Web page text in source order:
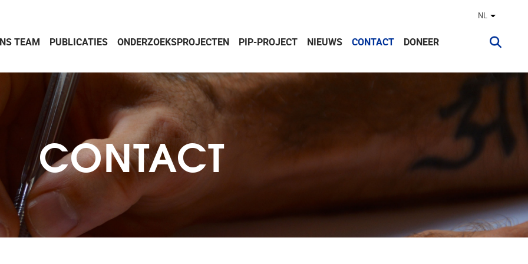
NL Andere
TEAM PUBLICATIES ONDERZOEKSPROJECTEN PIP-PROJECT NIEUWS CONTACT DONEER
CONTACT